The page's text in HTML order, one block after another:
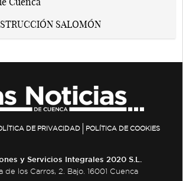
DE PRIVACIDAD POLÍTICA DE COOKIES
y Servicios Integrales 2020 S.L.
de los Carros, 2. Bajo. 16001 Cuenca